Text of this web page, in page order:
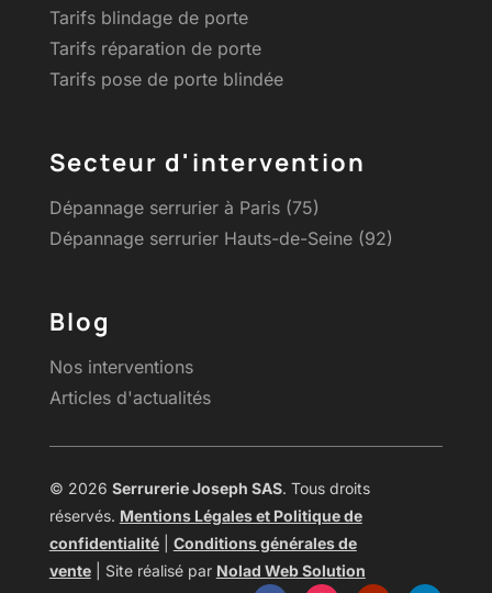
Tarifs blindage de porte
Tarifs réparation de porte
Tarifs pose de porte blindée
Secteur d'intervention
Dépannage serrurier à Paris (75)
Dépannage serrurier Hauts-de-Seine (92)
Blog
Nos interventions
Articles d'actualités
© 2026 Serrurerie Joseph SAS. Tous droits
réservés. Mentions Légales et Politique de
confidentialité| Conditions générales de
vente| Site réalisé par Nolad Web Solution